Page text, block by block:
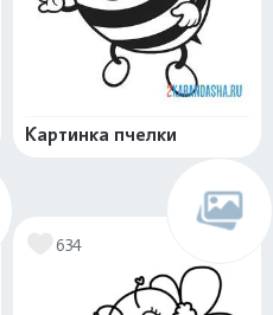
Картинка пчелки
634